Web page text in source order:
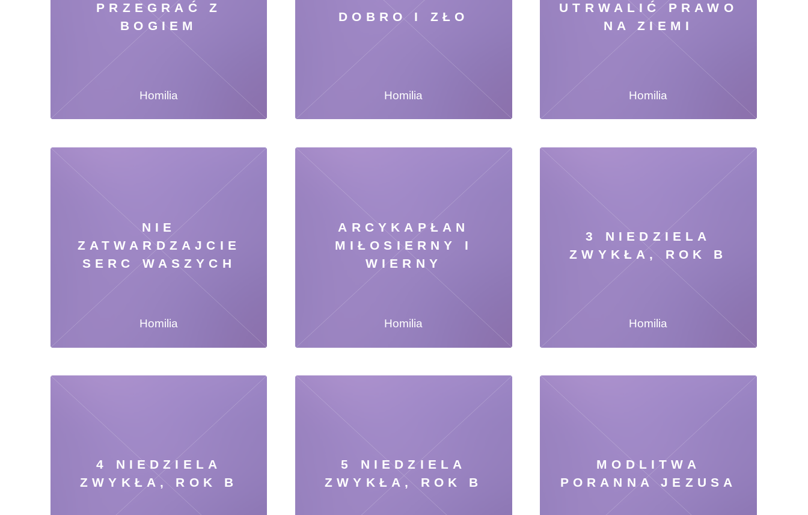
PRZEGRAĆ Z
BOGIEM
Homilia
DOBRO I ZŁO
Homilia
UTRWALIĆ PRAWO
NA ZIEMI
Homilia
NIE
ZATWARDZAJCIE
SERC WASZYCH
Homilia
ARCYKAPŁAN
MIŁOSIERNY I
WIERNY
Homilia
3 NIEDZIELA
ZWYKŁA, ROK B
Homilia
4 NIEDZIELA
ZWYKŁA, ROK B
5 NIEDZIELA
ZWYKŁA, ROK B
MODLITWA
PORANNA JEZUSA